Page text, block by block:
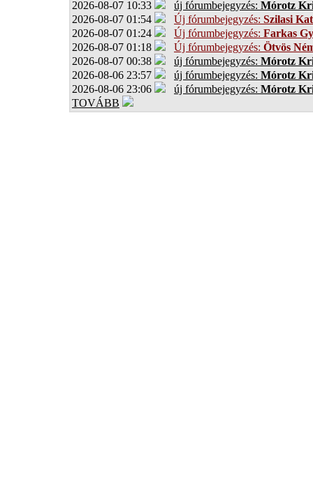
2026-08-07 10:33 új fórumbejegyzés: Mórotz
2026-08-07 01:54
Új fórumbejegyzés: Szilasi
2026-08-07 01:24
Új fórumbejegyzés: Farkas
2026-08-07 01:18
Új fórumbejegyzés: Ötvös
2026-08-07 00:38
új fórumbejegyzés: Mórotz
2026-08-06 23:57
új fórumbejegyzés: Mórotz
2026-08-06 23:06
új fórumbejegyzés: Mórotz
TOVÁBB